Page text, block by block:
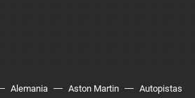
Alemania Aston Martin Autopistas